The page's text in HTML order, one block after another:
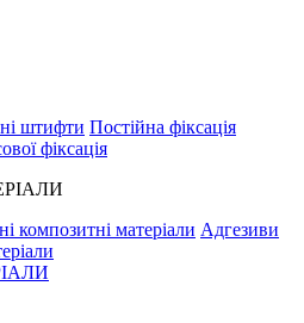
штифти Постійна фіксація
фіксація
композитні матеріали Адгезиви